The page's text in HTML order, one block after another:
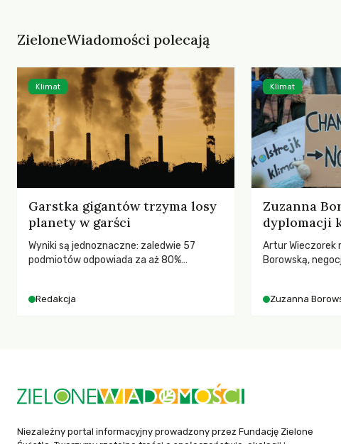
ZieloneWiadomości polecają
Garstka gigantów trzyma losy
planety w garści
Wyniki są jednoznaczne: zaledwie 57
podmiotów odpowiada za aż 80%
Redakcja
Klimat
Zuzanna
dyplomacji
Artur Wieczorek
Borowską,
ruchach
Zuzanna
Klimat
Niezależny portal informacyjny prowadzony przez Fundację Zielone